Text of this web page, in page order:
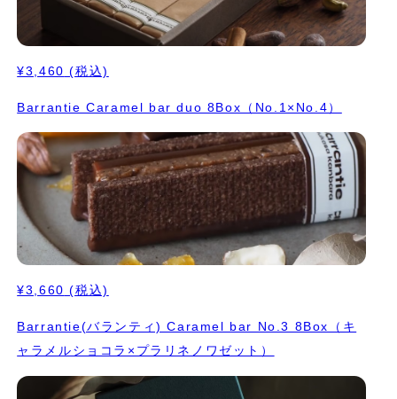
¥3,460 (税込)
Barrantie Caramel bar duo 8Box（No.1×No.4）
¥3,660 (税込)
Barrantie(バランティ) Caramel bar No.3 8Box（キ
ャラメルショコラ×プラリネノワゼット）